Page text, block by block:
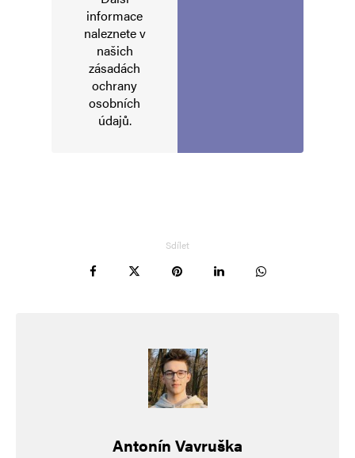
Napsat komentář
Vaše e-mailová adresa nebude zveřejněna.
Webová stránka
informace
naleznete v
našich
zásadách
ochrany
osobních
údajů.
Sdílet
Antonín Vavruška